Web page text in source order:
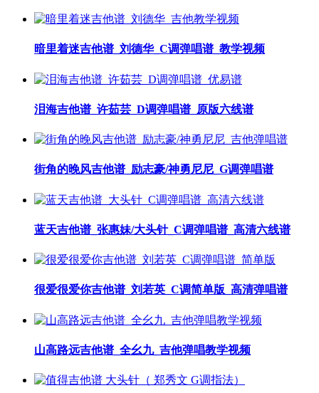
暗里着迷吉他谱_刘德华_C调弹唱谱_教学视频
泪海吉他谱_许茹芸_D调弹唱谱_原版六线谱
街角的晚风吉他谱_励志豪/神勇尼尼_G调弹唱谱
蓝天吉他谱_张惠妹/大头针_C调弹唱谱_高清六线谱
很爱很爱你吉他谱_刘若英_C调简单版_高清弹唱谱
山高路远吉他谱_全幺九_吉他弹唱教学视频